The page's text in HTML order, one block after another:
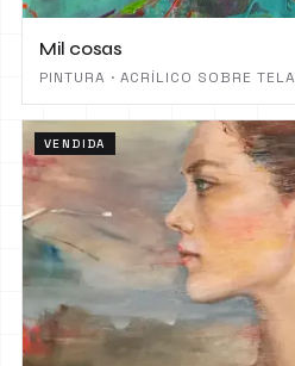
Mil cosas
PINTURA · ACRÍLICO SOBRE TELA
VENDIDA